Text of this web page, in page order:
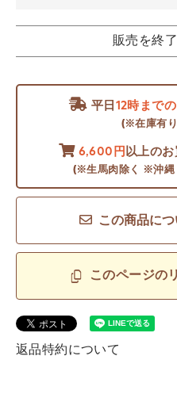
販売を終
平日 12時まで
(※在庫有
6,600円以上の
(※生馬肉除く ※沖縄
この商品に
このページの
返品特約について